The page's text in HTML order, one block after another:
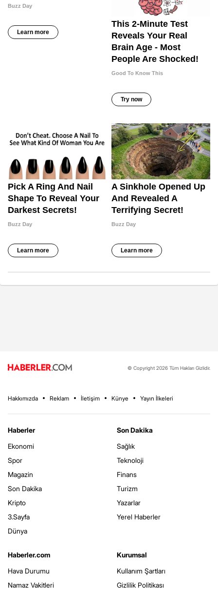
© Copyright 2026 Tüm Hakları Gizlidir.
Hakkımızda Reklam İletişim Künye Yayın İlkeleri
Haberler
Ekonomi
Spor
Magazin
Son Dakika
Kripto
3.Sayfa
Dünya
Son Dakika
Sağlık
Teknoloji
Finans
Turizm
Yazarlar
Yerel Haberler
Haberler.com
Hava Durumu
Namaz Vakitleri
Kurumsal
Kullanım Şartları
Gizlilik Politikası